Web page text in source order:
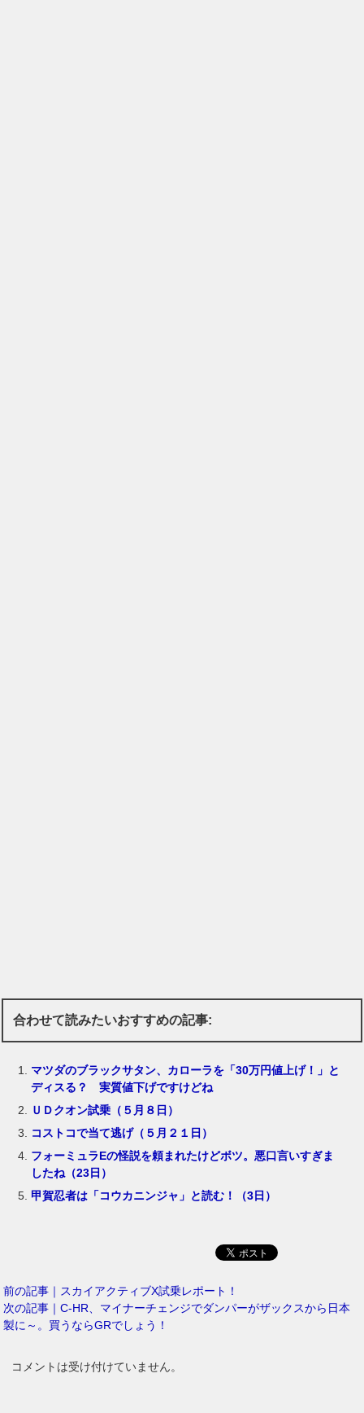
合わせて読みたいおすすめの記事:
マツダのブラックサタン、カローラを「30万円値上げ！」と
ディスる？ 実質値下げですけどね
ＵＤクオン試乗（５月８日）
コストコで当て逃げ（５月２１日）
フォーミュラEの怪説を頼まれたけどボツ。悪口言いすぎま
したね（23日）
甲賀忍者は「コウカニンジャ」と読む！（3日）
前の記事｜スカイアクティブX試乗レポート！
次の記事｜C-HR、マイナーチェンジでダンパーがザックスから日本
製に～。買うならGRでしょう！
コメントは受け付けていません。